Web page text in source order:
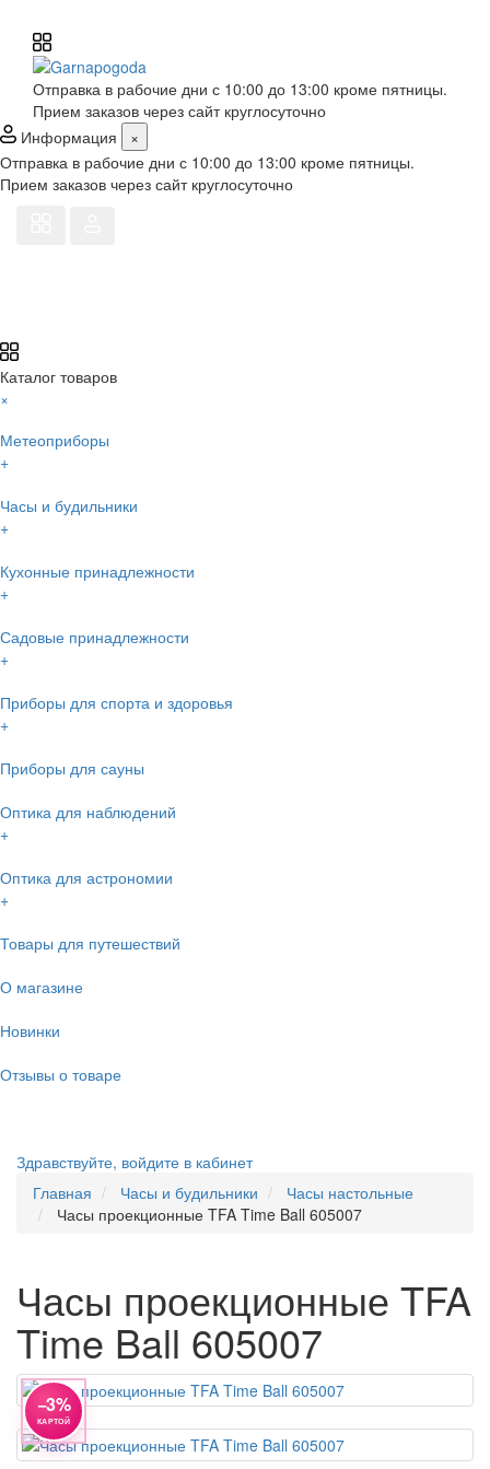
Отправка в рабочие дни с 10:00 до 13:00 кроме пятницы.
Прием заказов через сайт круглосуточно
Информация
×
Отправка в рабочие дни с 10:00 до 13:00 кроме пятницы.
Прием заказов через сайт круглосуточно
Каталог товаров
×
Метеоприборы
+
Часы и будильники
+
Кухонные принадлежности
+
Садовые принадлежности
+
Приборы для спорта и здоровья
+
Приборы для сауны
Оптика для наблюдений
+
Оптика для астрономии
+
Товары для путешествий
О магазине
Новинки
Отзывы о товаре
Здравствуйте, войдите в кабинет
Главная
Часы и будильники
Часы настольные
Часы проекционные TFA Time Ball 605007
Часы проекционные TFA
Time Ball 605007
−3%
КАРТОЙ